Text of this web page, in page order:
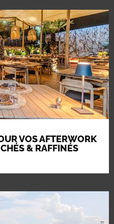
VOS AFTERWORK
& RAFFINÉS